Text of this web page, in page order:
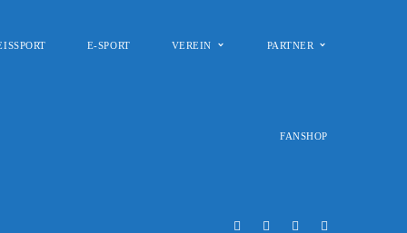
E-SPORT VEREIN PARTNER
FANSHOP